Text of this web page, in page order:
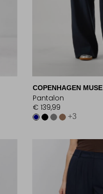
COPENHAGEN MUSE
Pantalon
€ 139,99
+3